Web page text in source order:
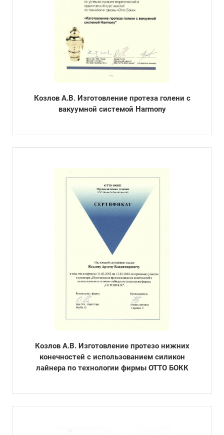
Козлов А.В. Изготовление протеза голени с
вакуумной системой Harmony
Козлов А.В. Изготовление протезо нижних
конечностей с использованием силикон
лайнера по технологии фирмы ОТТО БОКК